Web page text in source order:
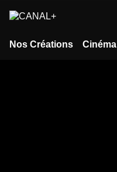
Nos Créations Cinéma